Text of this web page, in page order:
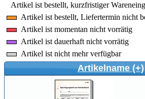
Artikel ist bestellt, kurzfristiger
Artikel ist bestellt, Liefertermin nicht
Artikel ist momentan nicht vorrätig
Artikel ist dauerhaft nicht vorrätig
Artikel ist nicht mehr verfügbar
Artikelname (+)